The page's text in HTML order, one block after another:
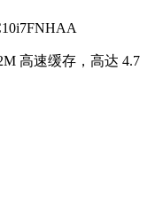
高速缓存，高达 4.7